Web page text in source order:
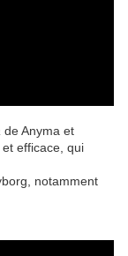
de Anyma et
efficace, qui
notamment